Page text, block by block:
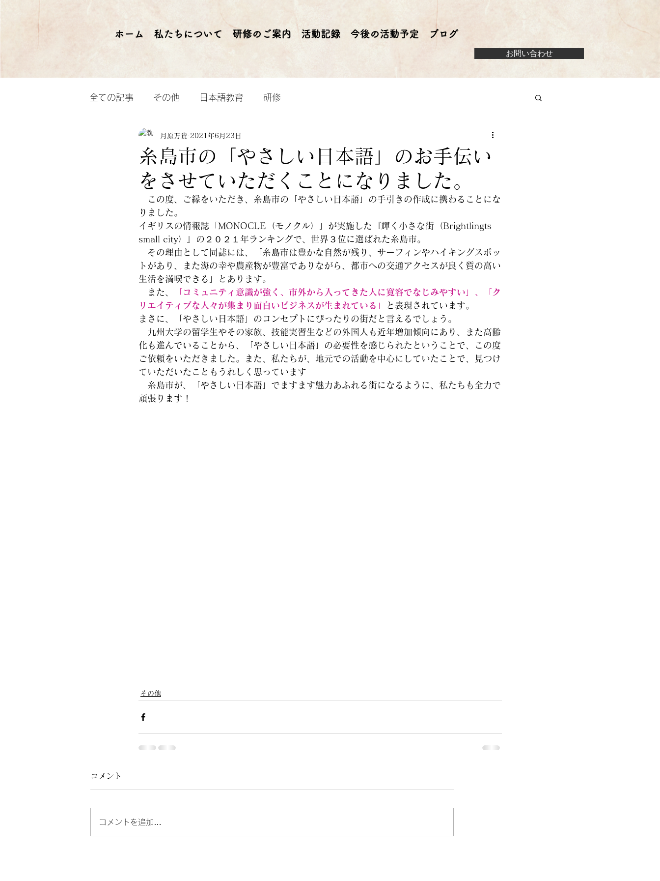
ホーム 私たちについて 研修のご案内 活動記録 今後の活動予定 ブログ
お問い合わせ
全ての記事 その他 日本語教育 研修
糸島市の「やさしい日本語」のお手伝い
をさせていただくことになりました。
月原万貴 2021年6月23日
この度、ご縁をいただき、糸島市の「やさしい日本語」の手引きの作成に携わることにな
りました。
イギリスの情報誌「MONOCLE（モノクル）」が実施した『輝く小さな街（Brightlingts
small city）』の２０２１年ランキングで、世界３位に選ばれた糸島市。
その理由として同誌には、「糸島市は豊かな自然が残り、サーフィンやハイキングスポッ
トがあり、また海の幸や農産物が豊富でありながら、都市への交通アクセスが良く質の高い
生活を満喫できる」とあります。
また、
コミュニティ意識が強く、市外から入ってきた人に寛容でなじみやすい」、「ク
リエイティブな人々が集まり面白いビジネスが生まれている」
と表現されています。
まさに、「やさしい日本語」のコンセプトにぴったりの街だと言えるでしょう。
九州大学の留学生やその家族、技能実習生などの外国人も近年増加傾向にあり、また高齢
化も進んでいることから、「やさしい日本語」の必要性を感じられたということで、この度
ご依頼をいただきました。また、私たちが、地元での活動を中心にしていたことで、見つけ
ていただいたこともうれしく思っています
糸島市が、「やさしい日本語」でますます魅力あふれる街になるように、私たちも全力で
頑張ります！
その他
コメント
コメントを追加…